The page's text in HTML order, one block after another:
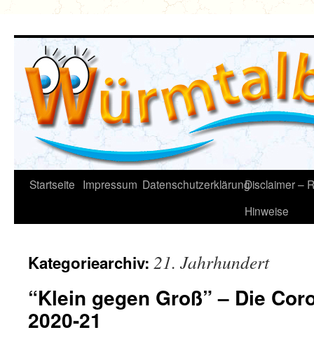
springen
Startseite Impressum DatenschutzerklärungDisclaimer –
Hinweise
Kategoriearchiv: 21. Jahrhundert
“Klein gegen Groß” – Die
2020-21